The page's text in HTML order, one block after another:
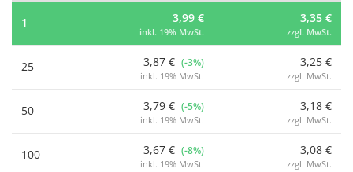
1 3,99 €
inkl. 19% MwSt.
3,35 €
zzgl. MwSt.
25 3,87 € (-3%)
inkl. 19% MwSt.
3,25 €
zzgl. MwSt.
50 3,79 € (-5%)
inkl. 19% MwSt.
3,18 €
zzgl. MwSt.
100 3,67 € (-8%)
inkl. 19% MwSt.
3,08 €
zzgl. MwSt.